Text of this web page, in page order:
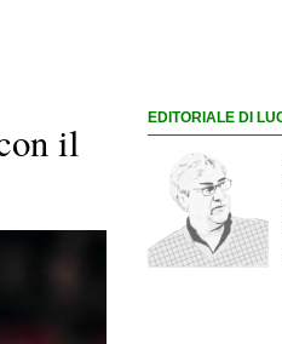
il
EDITORIALE DI